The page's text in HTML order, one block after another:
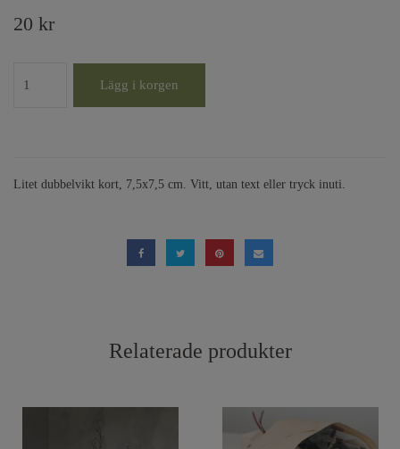
20 kr
Lägg i korgen
Litet dubbelvikt kort, 7,5x7,5 cm. Vitt, utan text eller tryck inuti.
Relaterade produkter